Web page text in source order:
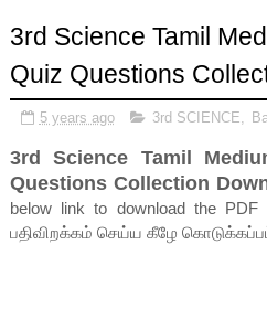
3rd Science Tamil
Quiz Questions
5 years ago 3rd SCIENCE
3rd Science Tamil
Questions Collection
below link to download the
பதிவிறக்கம் செய்ய கீழே